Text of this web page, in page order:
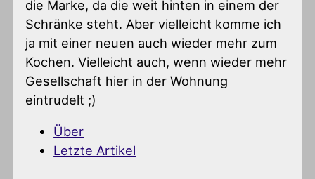
die Marke, da die weit hinten in einem der
Schränke steht. Aber vielleicht komme ich
ja mit einer neuen auch wieder mehr zum
Kochen. Vielleicht auch, wenn wieder mehr
Gesellschaft hier in der Wohnung
eintrudelt ;)
Über
Letzte Artikel